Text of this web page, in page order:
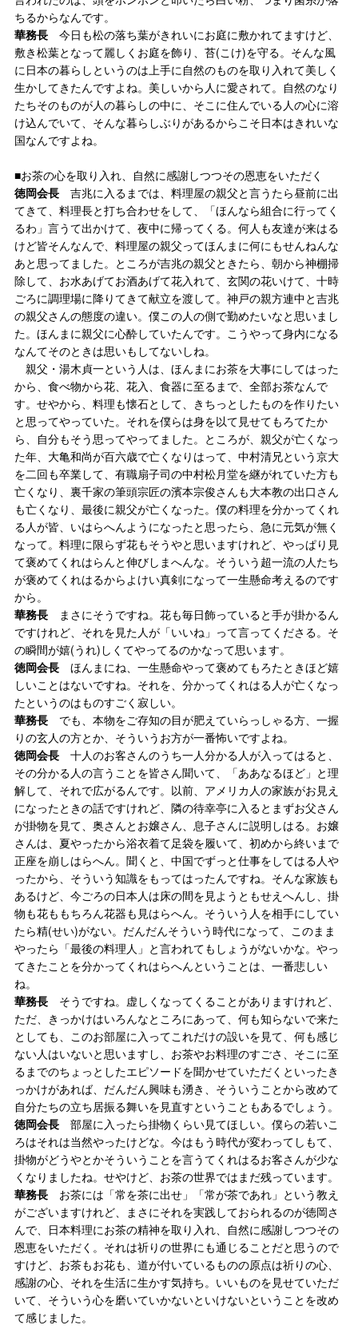
ちるからなんです。
華務長今日も松の落ち葉がきれいにお庭に敷かれてますけど、
敷き松葉となって麗しくお庭を飾り、苔(こけ)を守る。そんな風
に日本の暮らしというのは上手に自然のものを取り入れて美しく
生かしてきたんですよね。美しいから人に愛されて。自然のなり
たちそのものが人の暮らしの中に、そこに住んでいる人の心に溶
け込んでいて、そんな暮らしぶりがあるからこそ日本はきれいな
国なんですよね。
■お茶の心を取り入れ、自然に感謝しつつその恩恵をいただく
徳岡会長吉兆に入るまでは、料理屋の親父と言うたら昼前に出
てきて、料理長と打ち合わせをして、「ほんなら組合に行ってく
るわ」言うて出かけて、夜中に帰ってくる。何人も友達が来はる
けど皆そんなんで、料理屋の親父ってほんまに何にもせんねんな
あと思ってました。ところが吉兆の親父ときたら、朝から神棚掃
除して、お水あげてお酒あげて花入れて、玄関の花いけて、十時
ごろに調理場に降りてきて献立を渡して。神戸の親方連中と吉兆
の親父さんの態度の違い。僕この人の側で勤めたいなと思いまし
た。ほんまに親父に心酔していたんです。こうやって身内になる
なんてそのときは思いもしてないしね。
親父・湯木貞一という人は、ほんまにお茶を大事にしてはった
から、食べ物から花、花入、食器に至るまで、全部お茶なんで
す。せやから、料理も懐石として、きちっとしたものを作りたい
と思ってやっていた。それを僕らは身を以て見せてもろてたか
ら、自分もそう思ってやってました。ところが、親父が亡くなっ
た年、大亀和尚が百六歳で亡くなりはって、中村清兄という京大
を二回も卒業して、有職扇子司の中村松月堂を継がれていた方も
亡くなり、裏千家の筆頭宗匠の濱本宗俊さんも大本教の出口さん
も亡くなり、最後に親父が亡くなった。僕の料理を分かってくれ
る人が皆、いはらへんようになったと思ったら、急に元気が無く
なって。料理に限らず花もそうやと思いますけれど、やっぱり見
て褒めてくれはらんと伸びしまへんな。そういう超一流の人たち
が褒めてくれはるからよけい真剣になって一生懸命考えるのです
から。
華務長まさにそうですね。花も毎日飾っていると手が掛かるん
ですけれど、それを見た人が「いいね」って言ってくださる。そ
の瞬間が嬉(うれ)しくてやってるのかなって思います。
徳岡会長ほんまにね、一生懸命やって褒めてもろたときほど嬉
しいことはないですね。それを、分かってくれはる人が亡くなっ
たというのはものすごく寂しい。
華務長でも、本物をご存知の目が肥えていらっしゃる方、一握
りの玄人の方とか、そういうお方が一番怖いですよね。
徳岡会長十人のお客さんのうち一人分かる人が入ってはると、
その分かる人の言うことを皆さん聞いて、「ああなるほど」と理
解して、それで広がるんです。以前、アメリカ人の家族がお見え
になったときの話ですけれど、隣の待幸亭に入るとまずお父さん
が掛物を見て、奥さんとお嬢さん、息子さんに説明しはる。お嬢
さんは、夏やったから浴衣着て足袋を履いて、初めから終いまで
正座を崩しはらへん。聞くと、中国でずっと仕事をしてはる人や
ったから、そういう知識をもってはったんですね。そんな家族も
あるけど、今ごろの日本人は床の間を見ようともせえへんし、掛
物も花ももちろん花器も見はらへん。そういう人を相手にしてい
たら精(せい)がない。だんだんそういう時代になって、このまま
やったら「最後の料理人」と言われてもしょうがないかな。やっ
てきたことを分かってくれはらへんということは、一番悲しい
ね。
華務長そうですね。虚しくなってくることがありますけれど、
ただ、きっかけはいろんなところにあって、何も知らないで来た
としても、このお部屋に入ってこれだけの設いを見て、何も感じ
ない人はいないと思いますし、お茶やお料理のすごさ、そこに至
るまでのちょっとしたエピソードを聞かせていただくといったき
っかけがあれば、だんだん興味も湧き、そういうことから改めて
自分たちの立ち居振る舞いを見直すということもあるでしょう。
徳岡会長部屋に入ったら掛物くらい見てほしい。僕らの若いこ
ろはそれは当然やったけどな。今はもう時代が変わってしもて、
掛物がどうやとかそういうことを言うてくれはるお客さんが少な
くなりましたね。せやけど、お茶の世界ではまだ残っています。
華務長お茶には「常を茶に出せ」「常が茶であれ」という教え
がございますけれど、まさにそれを実践しておられるのが徳岡さ
んで、日本料理にお茶の精神を取り入れ、自然に感謝しつつその
恩恵をいただく。それは祈りの世界にも通じることだと思うので
すけど、お茶もお花も、道が付いているものの原点は祈りの心、
感謝の心、それを生活に生かす気持ち。いいものを見せていただ
いて、そういう心を磨いていかないといけないということを改め
て感じました。